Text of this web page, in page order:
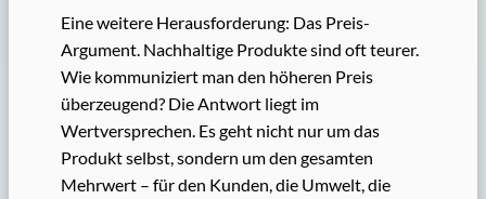
Eine weitere Herausforderung: Das Preis-
Argument. Nachhaltige Produkte sind oft teurer.
Wie kommuniziert man den höheren Preis
überzeugend? Die Antwort liegt im
Wertversprechen. Es geht nicht nur um das
Produkt selbst, sondern um den gesamten
Mehrwert – für den Kunden, die Umwelt, die